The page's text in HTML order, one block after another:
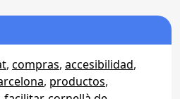
, compras, accesibilidad,
, productos,